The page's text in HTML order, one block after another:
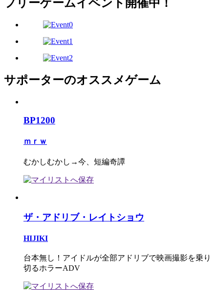
フリーゲームイベント開催中！
サポーターのオススメゲーム
BP1200
ｍｒｗ
むかしむかし→今、短編奇譚
ザ・アドリブ・レイトショウ
HIJIKI
台本無し！アイドルが全部アドリブで映画撮影を乗り
切るホラーADV